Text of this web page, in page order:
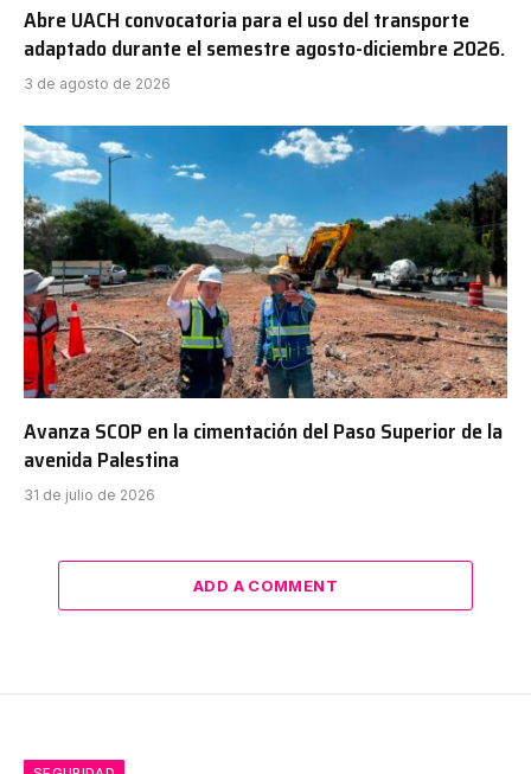
Abre UACH convocatoria para el uso del transporte
adaptado durante el semestre agosto-diciembre 2026.
3 de agosto de 2026
Avanza SCOP en la cimentación del Paso Superior de la
avenida Palestina
31 de julio de 2026
ADD A COMMENT